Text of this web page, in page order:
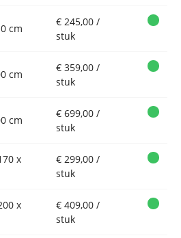
cm
€ 245,00 /
stuk
cm
€ 359,00 /
stuk
cm
€ 699,00 /
stuk
x
€ 299,00 /
stuk
x
€ 409,00 /
stuk